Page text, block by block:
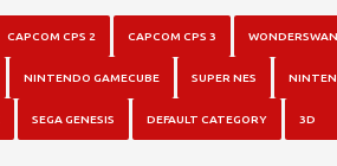
CAPCOM CPS 2 CAPCOM CPS 3
NINTENDO GAMECUBE SUPER NES
SEGA GENESIS DEFAULT CATEGORY 3D